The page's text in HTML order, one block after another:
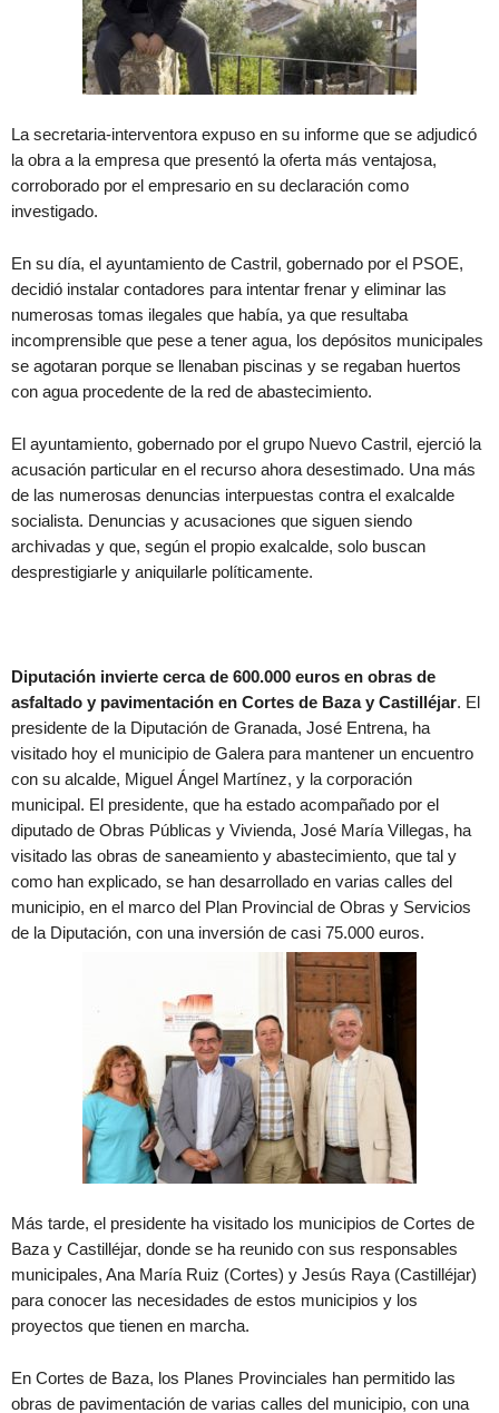
La secretaria-interventora expuso en su informe que se adjudicó
la obra a la empresa que presentó la oferta más ventajosa,
corroborado por el empresario en su declaración como
investigado.
En su día, el ayuntamiento de Castril, gobernado por el PSOE,
decidió instalar contadores para intentar frenar y eliminar las
numerosas tomas ilegales que había, ya que resultaba
incomprensible que pese a tener agua, los depósitos municipales
se agotaran porque se llenaban piscinas y se regaban huertos
con agua procedente de la red de abastecimiento.
El ayuntamiento, gobernado por el grupo Nuevo Castril, ejerció la
acusación particular en el recurso ahora desestimado. Una más
de las numerosas denuncias interpuestas contra el exalcalde
socialista. Denuncias y acusaciones que siguen siendo
archivadas y que, según el propio exalcalde, solo buscan
desprestigiarle y aniquilarle políticamente.
Diputación invierte cerca de 600.000 euros en obras de
asfaltado y pavimentación en Cortes de Baza y Castilléjar. El
presidente de la Diputación de Granada, José Entrena, ha
visitado hoy el municipio de Galera para mantener un encuentro
con su alcalde, Miguel Ángel Martínez, y la corporación
municipal. El presidente, que ha estado acompañado por el
diputado de Obras Públicas y Vivienda, José María Villegas, ha
visitado las obras de saneamiento y abastecimiento, que tal y
como han explicado, se han desarrollado en varias calles del
municipio, en el marco del Plan Provincial de Obras y Servicios
de la Diputación, con una inversión de casi 75.000 euros.
Más tarde, el presidente ha visitado los municipios de Cortes de
Baza y Castilléjar, donde se ha reunido con sus responsables
municipales, Ana María Ruiz (Cortes) y Jesús Raya (Castilléjar)
para conocer las necesidades de estos municipios y los
proyectos que tienen en marcha.
En Cortes de Baza, los Planes Provinciales han permitido las
obras de pavimentación de varias calles del municipio, con una